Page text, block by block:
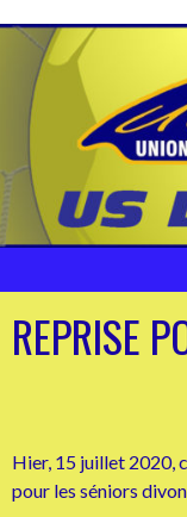
contenu
REPRISE
Hier, 15 juillet 2020,
pour les séniors